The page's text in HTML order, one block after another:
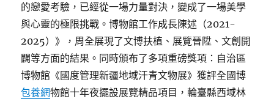
的戀愛考驗，已經從一場力量對決，變成了一場美學
與心靈的極限挑戰。博物館工作成長陳述（2021-
2025）》，周全展現了文博扶植、展覽晉陞、文創開
闢等方面的結果。同時頒布了多項重磅獎項：自治區
博物館《國度管理新疆地域汗青文物展》獲評全國博
包養網物館十年夜擺設展覽精品項目，輪臺縣西域林